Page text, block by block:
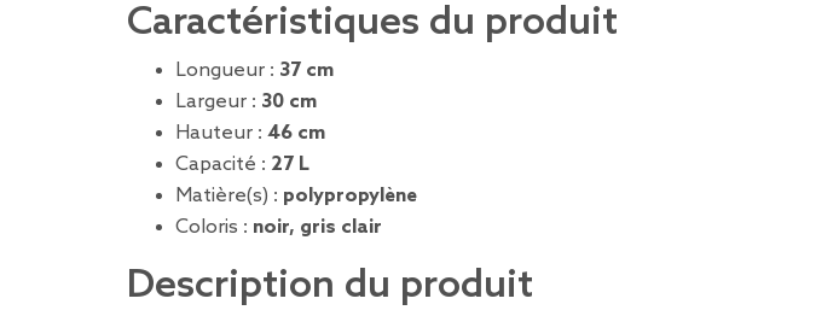
Caractéristiques du produit
Longueur : 37 cm
Largeur : 30 cm
Hauteur : 46 cm
Capacité : 27 L
Matière(s) : polypropylène
Coloris : noir, gris clair
Description du produit